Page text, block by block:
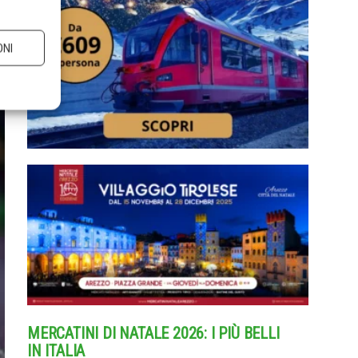
MERCATINI DI NATALE 2026: I PIÙ BELLI
IN ITALIA